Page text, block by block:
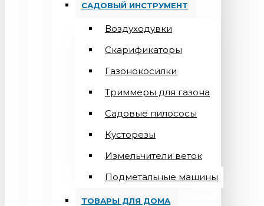
САДОВЫЙ ИНСТРУМЕНТ
Воздуходувки
Скарификаторы
Газонокосилки
Триммеры для газона
Садовые пилососы
Кусторезы
Измельчители веток
Подметальные машины
ТОВАРЫ ДЛЯ ДОМА